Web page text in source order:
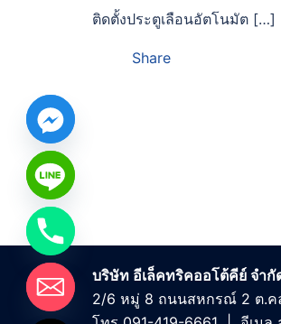
ติดตั้งประตูเลือนอัตโนมัต […]
Share
บริษัท อีเล็คทริคออโต้คีย์ จำกั
2/6 หมู่ 8 ถนนสหกรณ์ 2 ต.ค